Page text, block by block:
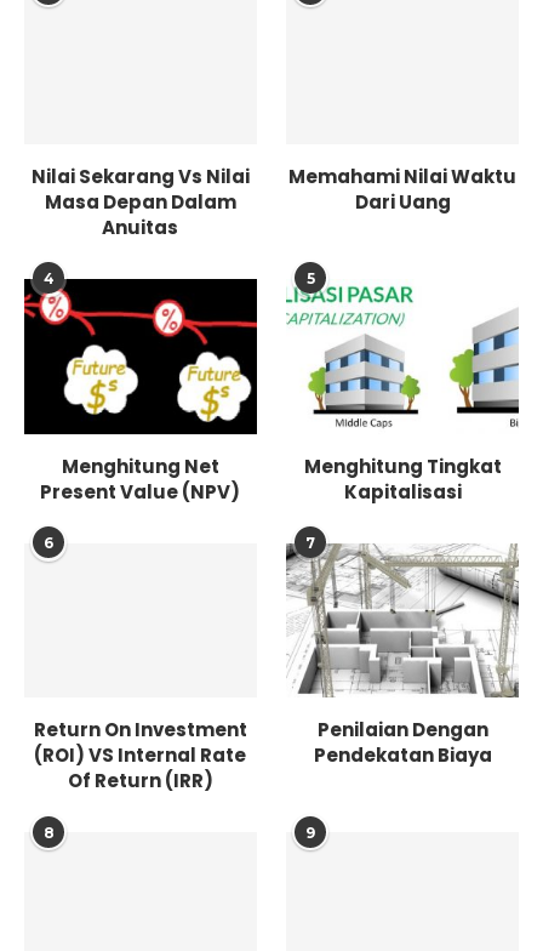
Nilai Sekarang Vs Nilai
Masa Depan Dalam
Anuitas
Memahami Nilai Waktu
Dari Uang
4
Menghitung Net
Present Value (NPV)
5
Menghitung Tingkat
Kapitalisasi
6
Return On Investment
(ROI) VS Internal Rate
Of Return (IRR)
7
Penilaian Dengan
Pendekatan Biaya
8 9